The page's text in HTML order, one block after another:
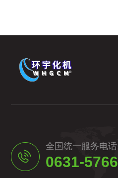
全国统一服务电话
0631-